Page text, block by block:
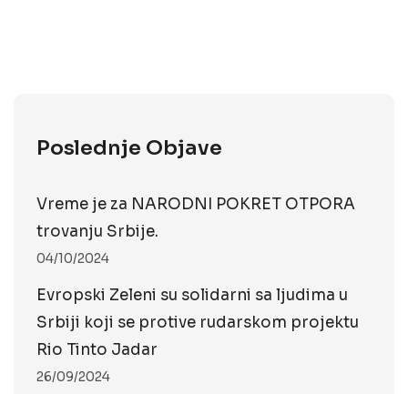
Poslednje Objave
Vreme je za NARODNI POKRET OTPORA
trovanju Srbije.
04/10/2024
Evropski Zeleni su solidarni sa ljudima u
Srbiji koji se protive rudarskom projektu
Rio Tinto Jadar
26/09/2024